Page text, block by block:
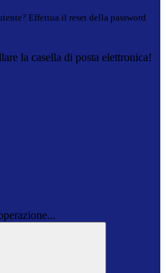
Effettua il reset della password
la casella di posta elettronica!